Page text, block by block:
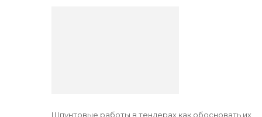
Шпунтовые работы в тендерах как обосновать их